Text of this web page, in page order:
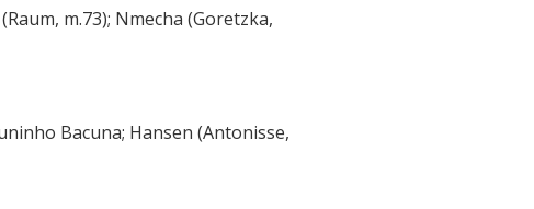
m.73); Nmecha (Goretzka,
Bacuna; Hansen (Antonisse,